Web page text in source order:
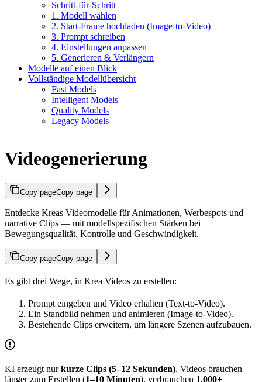
Schritt-für-Schritt
1. Modell wählen
2. Start-Frame hochladen (Image-to-Video)
3. Prompt schreiben
4. Einstellungen anpassen
5. Generieren & Verlängern
Modelle auf einen Blick
Vollständige Modellübersicht
Fast Models
Intelligent Models
Quality Models
Legacy Models
Videogenerierung
Copy pageCopy page
Entdecke Kreas Videomodelle für Animationen, Werbespots und
narrative Clips — mit modellspezifischen Stärken bei
Bewegungsqualität, Kontrolle und Geschwindigkeit.
Copy pageCopy page
Es gibt drei Wege, in Krea Videos zu erstellen:
Prompt eingeben und Video erhalten (Text-to-Video).
Ein Standbild nehmen und animieren (Image-to-Video).
Bestehende Clips erweitern, um längere Szenen aufzubauen.
KI erzeugt nurkurze Clips (5–12 Sekunden). Videos brauchen
länger zum Erstellen (1–10 Minuten), verbrauchen 1.000+